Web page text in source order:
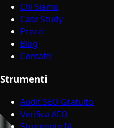
Chi Siamo
Case Study
Prezzi
Blog
Contatti
Strumenti
Audit SEO Gratuito
Verifica AEO